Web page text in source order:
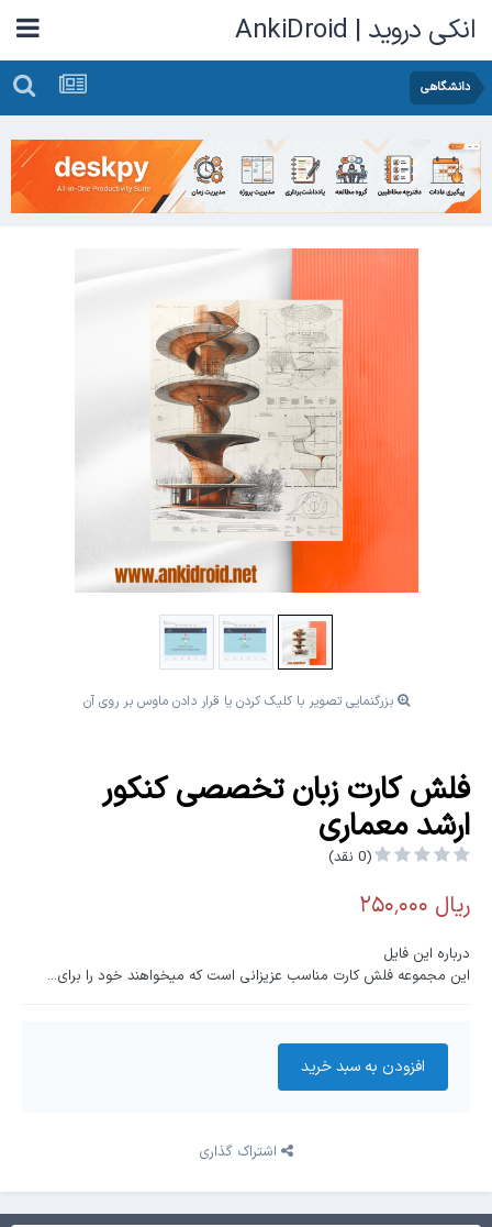
انکی دروید | AnkiDroid
دانشگاهی
بزرگنمایی تصویر با کلیک کردن یا قرار دادن ماوس بر روی آن
فلش کارت زبان تخصصی کنکور
ارشد معماری
(0 نقد)
درباره این فایل
این مجموعه فلش کارت مناسب عزیزانی است که میخواهند خود را برای...
افزودن به سبد‌ خرید
اشتراک گذاری